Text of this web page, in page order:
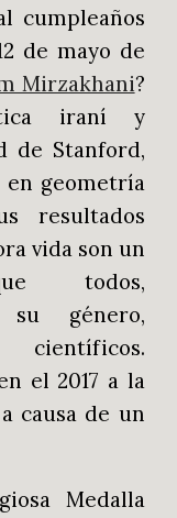
cumpleaños
de mayo de
Mirzakhani?
iraní y
de Stanford,
en geometría
resultados
vida son un
todos,
su género,
el 2017 a la
causa de un
Medalla